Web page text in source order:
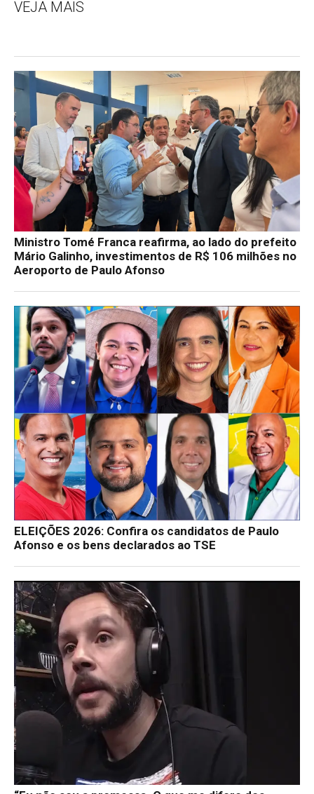
VEJA MAIS
Ministro Tomé Franca reafirma, ao lado do prefeito
Mário Galinho, investimentos de R$ 106 milhões no
Aeroporto de Paulo Afonso
ELEIÇÕES 2026: Confira os candidatos de Paulo
Afonso e os bens declarados ao TSE